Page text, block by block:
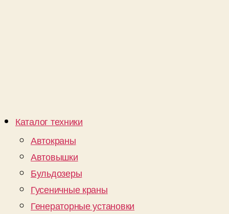
Каталог техники
Автокраны
Автовышки
Бульдозеры
Гусеничные краны
Генераторные установки